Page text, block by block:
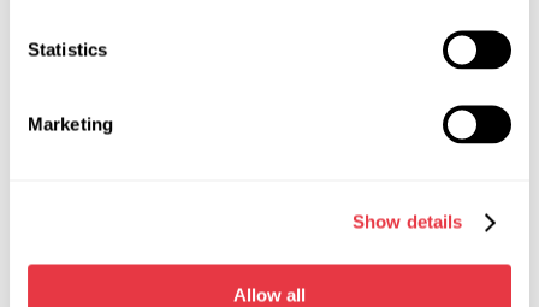
Statistics
Marketing
Show details
Allow all
MSG Equipment на Expomecanica 2026